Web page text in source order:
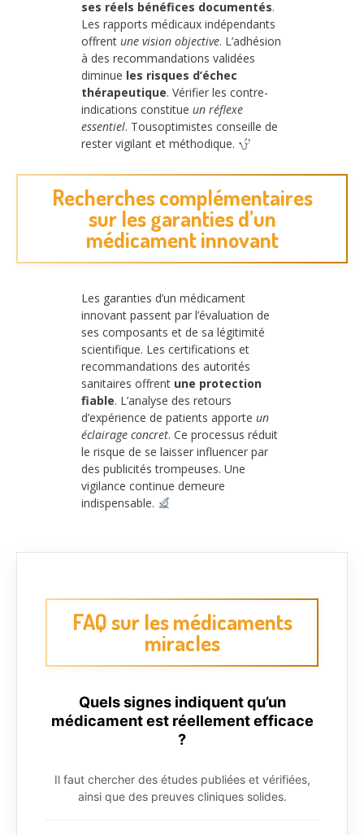
ses réels bénéfices documentés.
Les rapports médicaux indépendants
offrent une vision objective. L’adhésion
à des recommandations validées
diminue les risques d’échec
thérapeutique. Vérifier les contre-
indications constitue un réflexe
essentiel. Tousoptimistes conseille de
rester vigilant et méthodique.
Recherches complémentaires
sur les garanties d’un
médicament innovant
Les garanties d’un médicament
innovant passent par l’évaluation de
ses composants et de sa légitimité
scientifique. Les certifications et
recommandations des autorités
sanitaires offrent une protection
fiable. L’analyse des retours
d’expérience de patients apporte un
éclairage concret. Ce processus réduit
le risque de se laisser influencer par
des publicités trompeuses. Une
vigilance continue demeure
indispensable.
FAQ sur les médicaments
miracles
Quels signes indiquent qu’un
médicament est réellement efficace
?
Il faut chercher des études publiées et vérifiées,
ainsi que des preuves cliniques solides.